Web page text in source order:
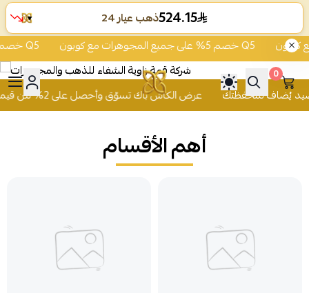
خصم 5% على جميع المجوهرات مع كوبون Q5 خصم 5% على جميع المجوهرات مع كوبون Q5
والمجوهرات
0
عرض الكاش باك تسوّق وأحصل على 2% من قيمة مشترياتك رصيد يُضاف لمحفظتك
أهم الأقسام
ذهب عيار 24524.15
▼